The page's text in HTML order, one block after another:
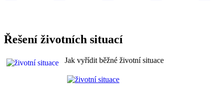
Řešení životních situací
Jak vyřídit běžné životní situace